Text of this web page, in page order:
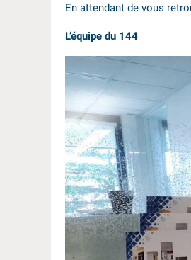
En attendant de vous
L’équipe du 144